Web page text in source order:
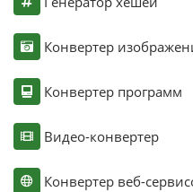
Конвертер
Конвертер программ
Видео-конвертер
Конвертер веб-